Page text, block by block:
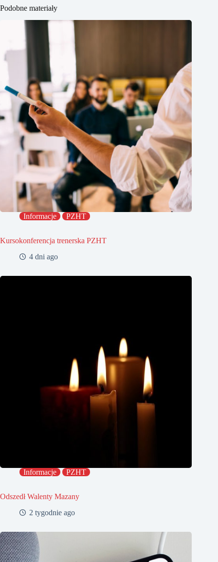
Podobne materiały
Informacje PZHT
Kursokonferencja trenerska PZHT
4 dni ago
Informacje PZHT
Odszedł Walenty Mazany
2 tygodnie ago